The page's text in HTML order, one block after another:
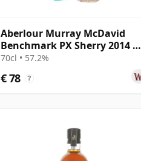
Aberlour Murray McDavid
Benchmark PX Sherry 2014 11
jaar oud
70cl • 57.2%
€ 78 ?